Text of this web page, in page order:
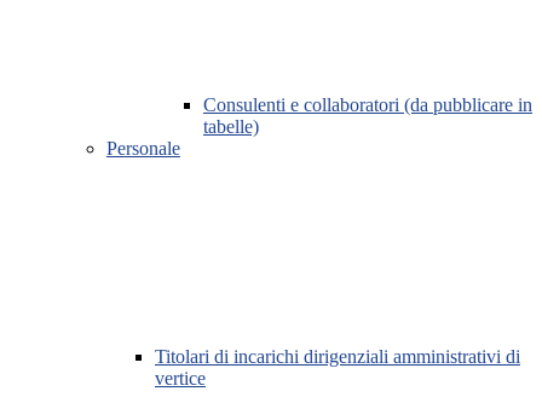
Consulenti e collaboratori (da pubblicare in
tabelle)
Personale
Titolari di incarichi dirigenziali amministrativi di
vertice